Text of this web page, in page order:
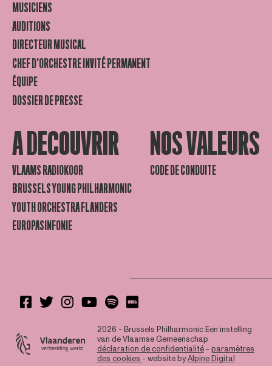
MUSICIENS
AUDITIONS
DIRECTEUR MUSICAL
CHEF D’ORCHESTRE INVITÉ PERMANENT
ÉQUIPE
DOSSIER DE PRESSE
A DECOUVRIR
VLAAMS RADIOKOOR
BRUSSELS YOUNG PHILHARMONIC
YOUTH ORCHESTRA FLANDERS
EUROPASINFONIE
NOS VALEURS
CODE DE CONDUITE
2026 - Brussels PhilharmonicEen instelling
van de Vlaamse Gemeenschap
déclaration de confidentialité- paramètres
des cookies - website byAlpine Digital